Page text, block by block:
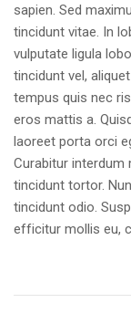
sapien. Sed
tincidunt vitae. In
vulputate ligula
tincidunt vel,
tempus quis nec
eros mattis a.
laoreet porta orci
Curabitur interdum
tincidunt tortor.
tincidunt odio.
efficitur mollis eu,